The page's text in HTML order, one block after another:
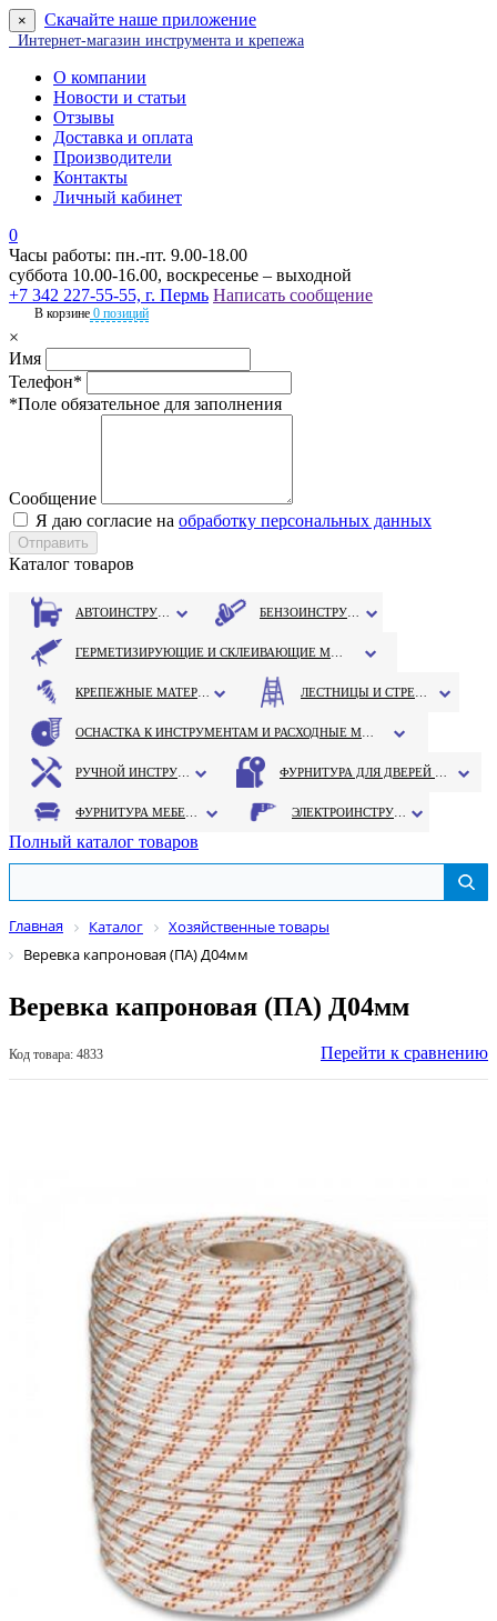
× Скачайте наше приложение
Интернет-магазин инструмента и крепежа
О компании
Новости и статьи
Отзывы
Доставка и оплата
Производители
Контакты
Личный кабинет
0
Часы работы: пн.-пт. 9.00-18.00
суббота 10.00-16.00, воскресенье – выходной
+7 342 227-55-55, г. Пермь Написать сообщение
В корзине 0 позиций
×
Имя
Телефон*
*Поле обязательное для заполнения
Сообщение
Я даю согласие на обработку персональных данных
Каталог товаров
Полный каталог товаров
Главная Каталог
Хозяйственные товары
Веревка капроновая (ПА) Д04мм
Веревка капроновая (ПА) Д04мм
Код товара: 4833 Перейти к сравнению